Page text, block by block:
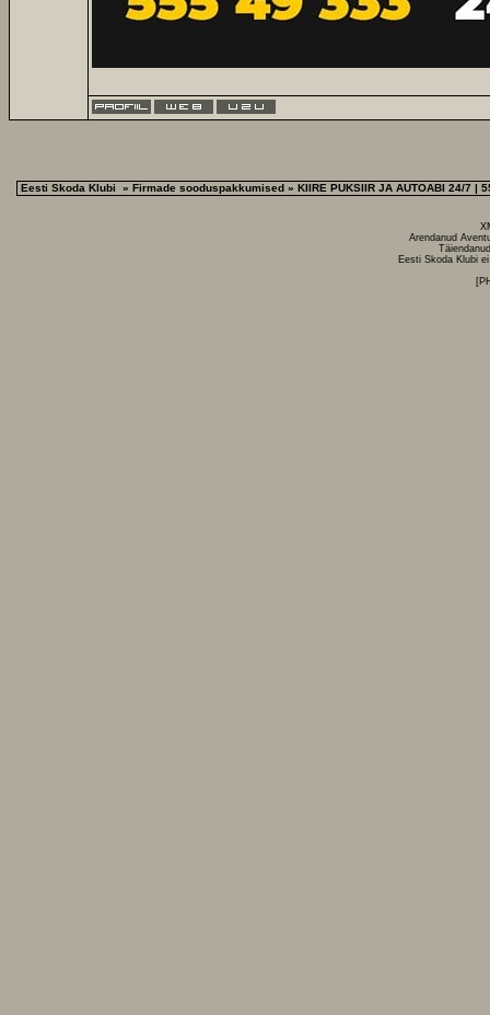
Eesti Skoda Klubi » Firmade sooduspakkumised » KIIRE PUKSIIR JA AUTOABI 24/7 |
Arendanud
Eesti Skoda Klubi